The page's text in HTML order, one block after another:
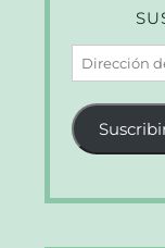
Dirección
de
correo
electrónico